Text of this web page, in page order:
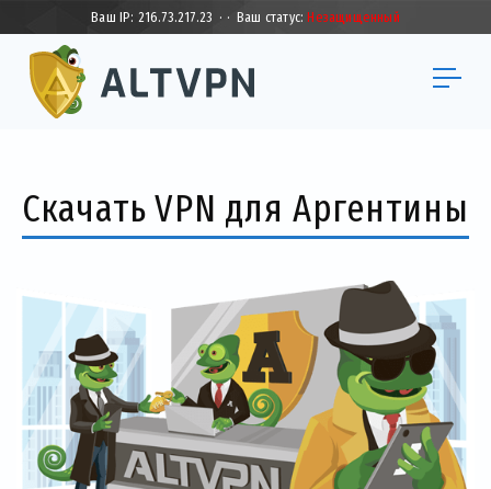
Ваш IP: 216.73.217.23 · · Ваш статус:Незащищенный
Скачать VPN для Аргентины